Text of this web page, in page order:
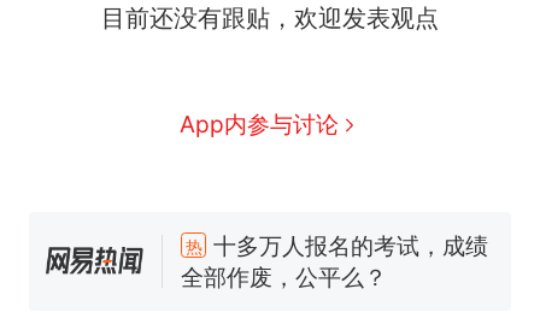
目前还没有跟贴，欢迎发表观点
App内参与讨论
新 全球唯一没有法定首都的国
家，刚改国名，总统就邀请中